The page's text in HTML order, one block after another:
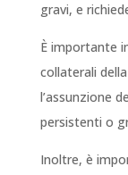
gravi, e
È importante
collaterali
l’assunzione
persistenti o
Inoltre, è